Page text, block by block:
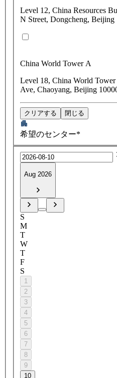
Level 12, China Resources
N Street, Dongcheng, Beijing
China World Tower A
Level 18, China World
Ave, Chaoyang, Beijing
クリアする 閉じる
希望のセンター*
Aug 2026
S
M
T
W
T
F
S
1
2
3
4
5
6
7
8
9
10